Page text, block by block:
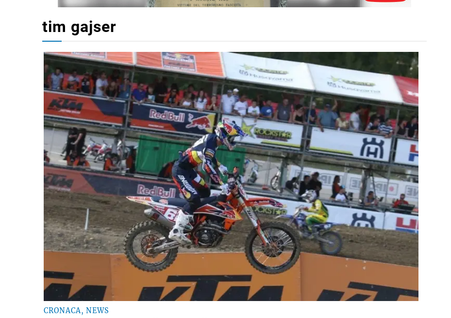
tim gajser
CRONACA, NEWS